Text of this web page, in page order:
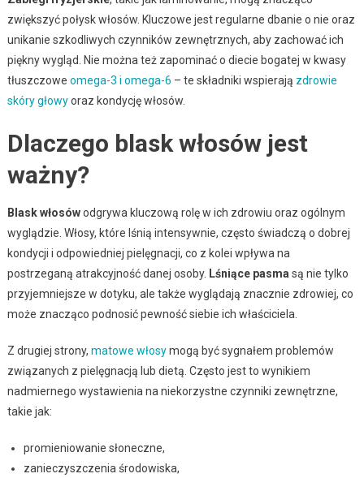
zwiększyć połysk włosów. Kluczowe jest regularne dbanie o nie oraz
unikanie szkodliwych czynników zewnętrznych, aby zachować ich
piękny wygląd. Nie można też zapominać o diecie bogatej w kwasy
tłuszczowe omega-3 i omega-6 – te składniki wspierają zdrowie
skóry głowyoraz kondycję włosów.
Dlaczego blask włosów jest
ważny?
Blask włosówodgrywa kluczową rolę w ich zdrowiu oraz ogólnym
wyglądzie. Włosy, które lśnią intensywnie, często świadczą o dobrej
kondycji i odpowiedniej pielęgnacji, co z kolei wpływa na
postrzeganą atrakcyjność danej osoby. Lśniące pasma są nie tylko
przyjemniejsze w dotyku, ale także wyglądają znacznie zdrowiej, co
może znacząco podnosić pewność siebie ich właściciela.
Z drugiej strony, matowe włosymogą być sygnałem problemów
związanych z pielęgnacją lub dietą. Często jest to wynikiem
nadmiernego wystawienia na niekorzystne czynniki zewnętrzne,
takie jak:
promieniowanie słoneczne,
zanieczyszczenia środowiska,